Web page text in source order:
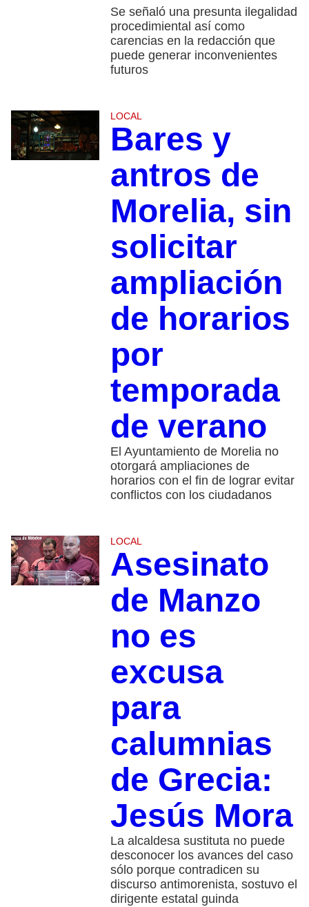
Se señaló una presunta ilegalidad
procedimiental así como
carencias en la redacción que
puede generar inconvenientes
futuros
LOCAL
Bares y
antros de
Morelia, sin
solicitar
ampliación
de horarios
por
temporada
de verano
El Ayuntamiento de Morelia no
otorgará ampliaciones de
horarios con el fin de lograr evitar
conflictos con los ciudadanos
LOCAL
Asesinato
de Manzo
no es
excusa
para
calumnias
de Grecia:
Jesús Mora
La alcaldesa sustituta no puede
desconocer los avances del caso
sólo porque contradicen su
discurso antimorenista, sostuvo el
dirigente estatal guinda